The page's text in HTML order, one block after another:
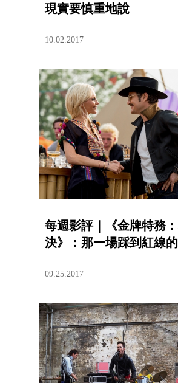
現實要慎重地說
10.02.2017
每週影評｜《金牌特務
決》：那一場踩到紅線
09.25.2017